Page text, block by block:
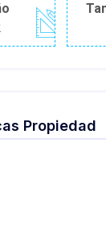
Propiedad